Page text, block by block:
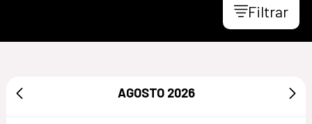
Filtrar
AGOSTO 2026